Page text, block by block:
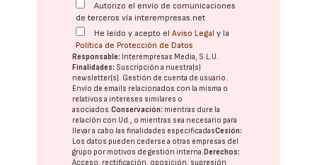
Autorizo el envío de comunicaciones
de terceros vía interempresas.net
He leído y acepto elAviso Legal y la
Política de Protección de Datos
Responsable: Interempresas Media, S.L.U.
Finalidades: Suscripción a nuestra(s)
newsletter(s). Gestión de cuenta de usuario.
Envío de emails relacionados con la misma o
relativos a intereses similares o
asociados.Conservación: mientras dure la
relación con Ud., o mientras sea necesario para
llevar a cabo las finalidades especificadasCesión:
Los datos pueden cederse a otras empresas del
grupo por motivos de gestión interna. Derechos:
Acceso, rectificación, oposición, supresión,